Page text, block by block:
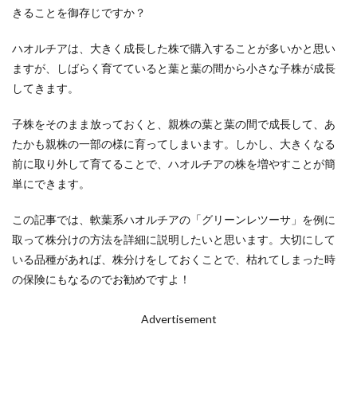
きることを御存じですか？
ハオルチアは、大きく成長した株で購入することが多いかと思い
ますが、しばらく育てていると葉と葉の間から小さな子株が成長
してきます。
子株をそのまま放っておくと、親株の葉と葉の間で成長して、あ
たかも親株の一部の様に育ってしまいます。しかし、大きくなる
前に取り外して育てることで、ハオルチアの株を増やすことが簡
単にできます。
この記事では、軟葉系ハオルチアの「グリーンレツーサ」を例に
取って株分けの方法を詳細に説明したいと思います。大切にして
いる品種があれば、株分けをしておくことで、枯れてしまった時
の保険にもなるのでお勧めですよ！
Advertisement